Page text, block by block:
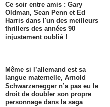
Ce soir entre amis : Gary
Oldman, Sean Penn et Ed
Harris dans l'un des meilleurs
thrillers des années 90
injustement oublié !
Même si l’allemand est sa
langue maternelle, Arnold
Schwarzenegger n’a pas eu le
droit de doubler son propre
personnage dans la saga